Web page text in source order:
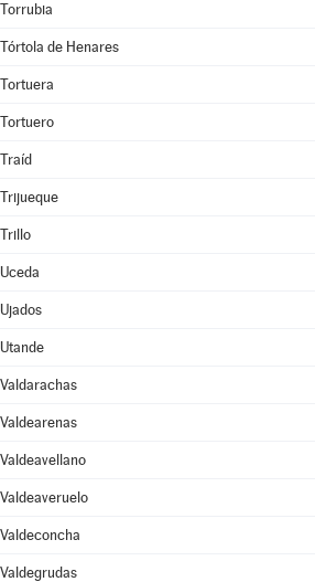
Torrubia
Tórtola de Henares
Tortuera
Tortuero
Traíd
Trijueque
Trillo
Uceda
Ujados
Utande
Valdarachas
Valdearenas
Valdeavellano
Valdeaveruelo
Valdeconcha
Valdegrudas